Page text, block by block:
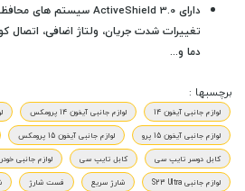
دارای ActiveShield 3.0 سیستم های محافظتی مانند
تغییرات شدت جریان، ولتاژ اضافی، اتصال
دما و...
برچسبها :
لوازم جانبی آیفون 14 لوازم جانبی آیفون 14 پرومکس
لوازم جانبی آیفون 15 پرو
لوازم جانبی آیفون 15 پرومکس
کابل دوسر تایپ سی
کابل تایپ سی لوازم جانبی
لوازم جانبی S23 Ultra
شارژ سریع فست شارژ